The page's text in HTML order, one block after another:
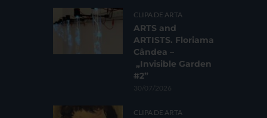
CLIPA DE ARTA
ARTS and
ARTISTS. Floriama
Cândea –
„Invisible Garden
#2”
30/07/2026
CLIPA DE ARTA